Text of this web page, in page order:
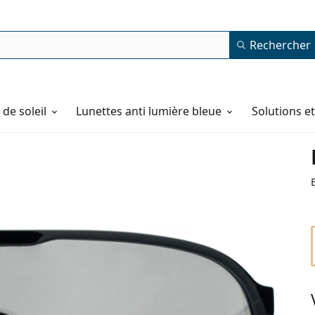
Rechercher
soleil Lunettes anti lumière bleue Solutions